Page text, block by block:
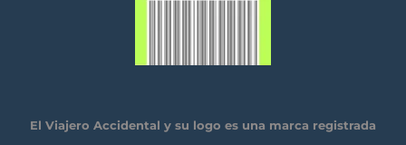
El Viajero Accidental y su logo es una marca registrada